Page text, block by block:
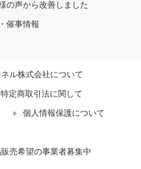
の声から改善しました
催事情報
ル株式会社について
特定商取引法に関して
個人情報保護について
売希望の事業者募集中